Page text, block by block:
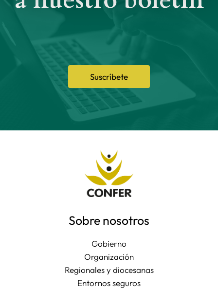
Suscríbete
Sobre nosotros
Gobierno
Organización
Regionales y diocesanas
Entornos seguros